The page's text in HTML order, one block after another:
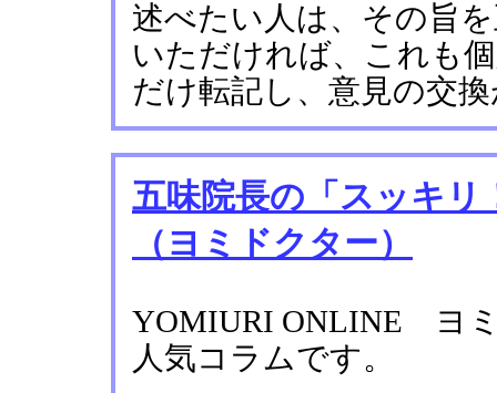
述べたい人は、その旨
いただければ、これも
だけ転記し、意見の交
五味院長の「スッキリ
（ヨミドクター）
YOMIURI ONLINE ヨ
人気コラムです。